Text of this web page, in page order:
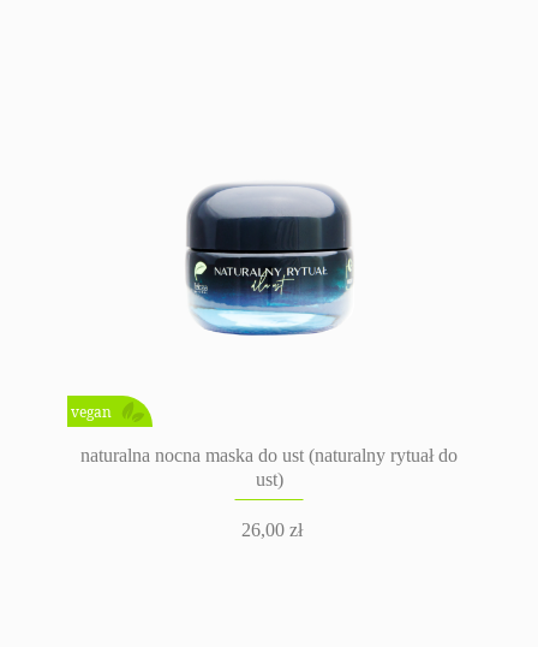
vegan
naturalna nocna maska do ust (naturalny rytuał do
ust)
26,00 zł